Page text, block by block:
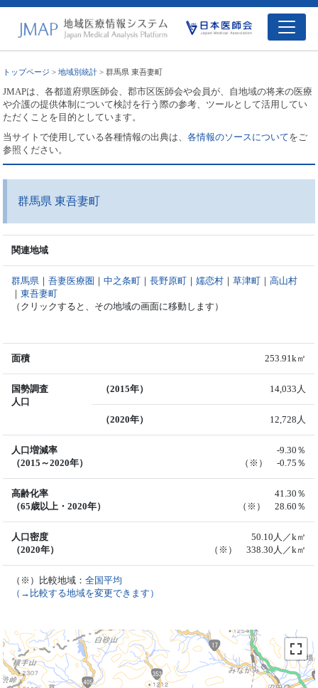
トップページ >地域別統計 > 群馬県 東吾妻町
JMAPは、各都道府県医師会、郡市区医師会や会員が、自地域の将来の医療
や介護の提供体制について検討を行う際の参考、ツールとして活用してい
ただくことを目的としています。
当サイトで使用している各種情報の出典は、各情報のソースについてをご
参照ください。
群馬県 東吾妻町
関連地域
群馬県 ｜吾妻医療圏 ｜中之条町 ｜長野原町 ｜嬬恋村 ｜草津町 ｜高山村
｜東吾妻町
（クリックすると、その地域の画面に移動します）
面積 253.91k㎡
国勢調査
人口
（2015年） 14,033人
（2020年） 12,728人
人口増減率
（2015～2020年）
-9.30％
（※） -0.75％
高齢化率
（65歳以上・2020年）
41.30％
（※） 28.60％
人口密度
（2020年）
50.10人／k㎡
（※） 338.30人／k㎡
（※）比較地域：全国平均
（→比較する地域を変更できます）